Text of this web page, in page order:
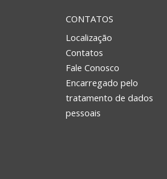
CONTATOS
Localização
Contatos
Fale Conosco
Encarregado pelo
tratamento de dados
pessoais